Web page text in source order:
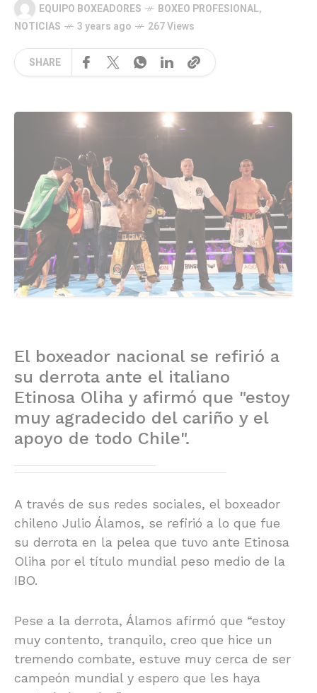
EQUIPO BOXEADORES BOXEO PROFESIONAL,
NOTICIAS
3 years ago 267 Views
SHARE
El boxeador nacional se refirió a
su derrota ante el italiano
Etinosa Oliha y afirmó que "estoy
muy agradecido del cariño y el
apoyo de todo Chile".
A través de sus redes sociales, el boxeador
chileno Julio Álamos, se refirió a lo que fue
su derrota en la pelea que tuvo ante Etinosa
Oliha por el título mundial peso medio de la
IBO.
Pese a la derrota, Álamos afirmó que “estoy
muy contento, tranquilo, creo que hice un
tremendo combate, estuve muy cerca de ser
campeón mundial y espero que les haya